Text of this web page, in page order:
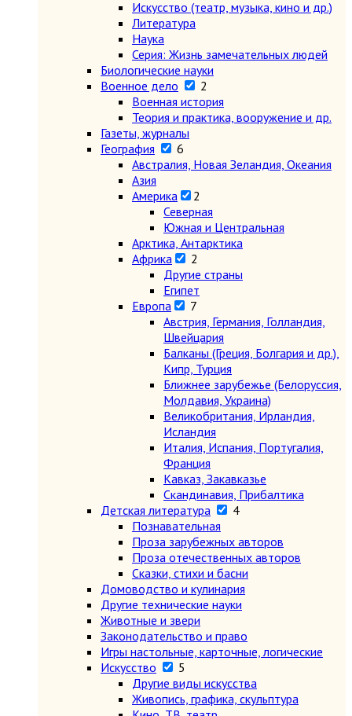
Искусство (театр, музыка, кино и др.)
Литература
Наука
Серия: Жизнь замечательных людей
Биологические науки
Военное дело
2
Военная история
Теория и практика, вооружение и др.
Газеты, журналы
География
6
Австралия, Новая Зеландия, Океания
Азия
Америка
2
Северная
Южная и Центральная
Арктика, Антарктика
Африка
2
Другие страны
Египет
Европа
7
Австрия, Германия, Голландия,
Швейцария
Балканы (Греция, Болгария и др.),
Кипр, Турция
Ближнее зарубежье (Белоруссия,
Молдавия, Украина)
Великобритания, Ирландия,
Исландия
Италия, Испания, Португалия,
Франция
Кавказ, Закавказье
Скандинавия, Прибалтика
Детская литература
4
Познавательная
Проза зарубежных авторов
Проза отечественных авторов
Сказки, стихи и басни
Домоводство и кулинария
Другие технические науки
Животные и звери
Законодательство и право
Игры настольные, карточные, логические
Искусство
5
Другие виды искусства
Живопись, графика, скульптура